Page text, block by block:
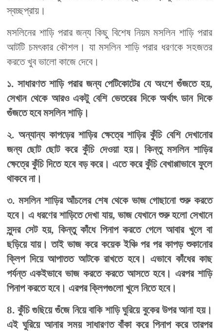
স্বচ্ছপ্রায়।
মসলিনের শাড়ি পরার জন্য কিছু বিশেষ নিয়ম মসলিন শাড়ি পরার
আটটি চমৎকার কৌশল। যা মসলিন শাড়ি পরার ধরণকে সহজতর
করতে খুব ভালো কাজে দেবে।
১. সাধারণত শাড়ি পরার জন্য পেটিকোটের যে অংশে গুঁজতে হয়,
সেখান থেকে আরও একটু বেশি ভেতরের দিকে অর্থাৎ ডান দিকে
গুঁজতে হবে মসলিন শাড়ি।
২. অন্যান্য কাপড়ের শাড়ির ক্ষেত্রে শাড়ির কুঁচি বেশি দেখানোর
জন্য ছোট ছোট করে কুঁচি দেওয়া হয়। কিন্তু মসলিন শাড়ির
ক্ষেত্রে কুঁচি দিতে হবে বড় করে। এতে করে কুঁচি বেখাপ্পাভাবে ফুলে
থাকবে না।
৩. মসলিন শাড়ির আঁচলের শেষ থেকে ভাজ গোছানো শুরু করতে
হবে। এ ধরণের শাড়িতে দেখা যায়, ভাজ যেখানে শুরু হলো সেখানে
সুন্দর সেট হয়, কিন্তু কাঁধে পিনাপ করতে গেলে আবার খুলে বা
ছড়িয়ে যায়। তাই ভাজ করে কয়েক ইঞ্চি পর পর কাপড় শুকানোর
ক্লিপ দিয়ে আপাতত আটকে রাখতে হবে। এভাবে কাঁধের কাছ
পর্যন্ত একইভাবে ভাজ করতে করতে আসতে হবে। এরপর শাড়ি
পিনাপ করতে হবে। এরপর ক্লিপগুলো খুলে নিতে হবে।
8. কুঁচি গুছিয়ে গুঁজে নিয়ে বাকি শাড়ি ঘুরিয়ে বুকের উপর আনা হয়।
এই ঘুরিয়ে আনার সময় সাধারণত বাঁকা করে পিনাপ করে তারপর